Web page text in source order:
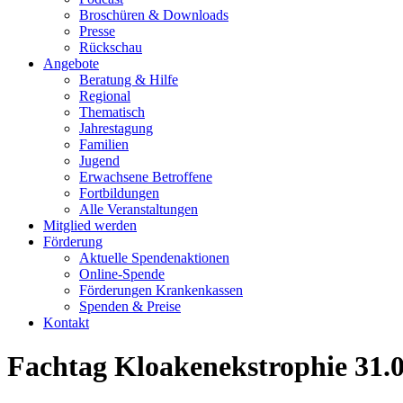
Broschüren & Downloads
Presse
Rückschau
Angebote
Beratung & Hilfe
Regional
Thematisch
Jahrestagung
Familien
Jugend
Erwachsene Betroffene
Fortbildungen
Alle Veranstaltungen
Mitglied werden
Förderung
Aktuelle Spendenaktionen
Online-Spende
Förderungen Krankenkassen
Spenden & Preise
Kontakt
Fachtag Kloakenekstrophie